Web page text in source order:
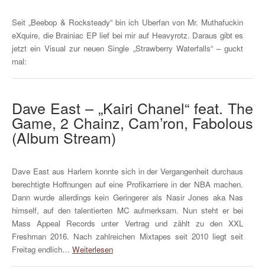
Seit „Beebop & Rocksteady“ bin ich Uberfan von Mr. Muthafuckin
eXquire, die Brainiac EP lief bei mir auf Heavyrotz. Daraus gibt es
jetzt ein Visual zur neuen Single „Strawberry Waterfalls“ – guckt
mal:
Dave East – „Kairi Chanel“ feat. The
Game, 2 Chainz, Cam’ron, Fabolous
(Album Stream)
Dave East aus Harlem konnte sich in der Vergangenheit durchaus
berechtigte Hoffnungen auf eine Profikarriere in der NBA machen.
Dann wurde allerdings kein Geringerer als Nasir Jones aka Nas
himself, auf den talentierten MC aufmerksam. Nun steht er bei
Mass Appeal Records unter Vertrag und zählt zu den XXL
Freshman 2016. Nach zahlreichen Mixtapes seit 2010 liegt seit
Freitag endlich… Weiterlesen